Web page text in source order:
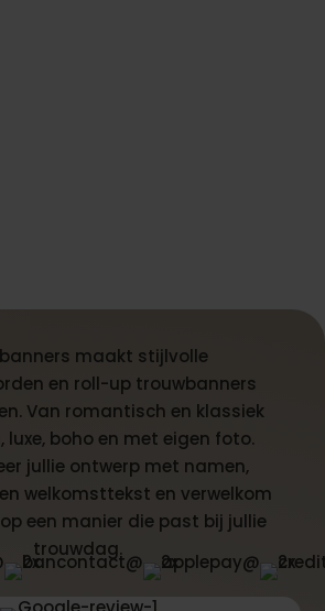
maakt stijlvolle
en roll-up trouwbanners
Van romantisch en klassiek
boho en met eigen foto.
jullie ontwerp met namen,
welkomsttekst en verwelkom
een manier die past bij jullie
trouwdag.